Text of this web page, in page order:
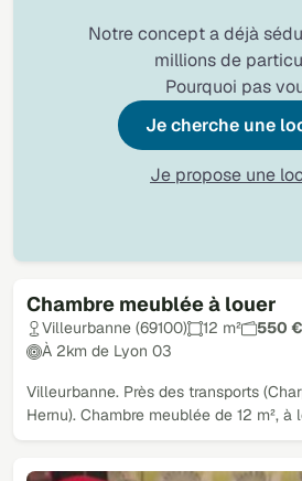
Chambre meublée à louer
Villeurbanne (69100) 12 m²
550
À 2km de Lyon 03
Villeurbanne. Près des transports
Hernu). Chambre meublée de 12 m²,
Notre concept a déjà
millions de
Pourquoi pas
Je cherche une
Je propose une